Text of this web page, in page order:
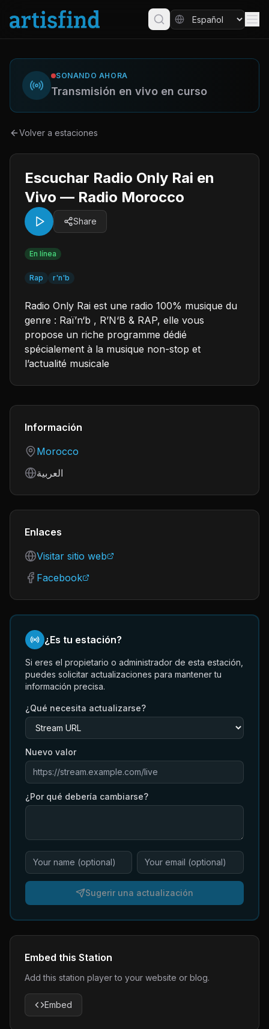
SONANDO AHORA
Transmisión en vivo en curso
Volver a estaciones
Escuchar Radio Only Rai en
Vivo — Radio Morocco
Share
En línea
Rap r'n'b
Radio Only Rai est une radio 100% musique du
genre : Raï’n‘b , R’N‘B & RAP, elle vous
propose un riche programme dédié
spécialement à la musique non-stop et
l’actualité musicale
Información
Country
Morocco
Language
العربية
Enlaces
Visitar sitio web
Facebook
¿Es tu estación?
Si eres el propietario o administrador de esta estación,
puedes solicitar actualizaciones para mantener tu
información precisa.
¿Qué necesita actualizarse?
Nuevo valor
¿Por qué debería cambiarse?
Sugerir una actualización
Embed this Station
Add this station player to your website or blog.
Embed